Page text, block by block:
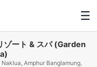
ゾート & スパ (Garden
Amphur Banglamung,